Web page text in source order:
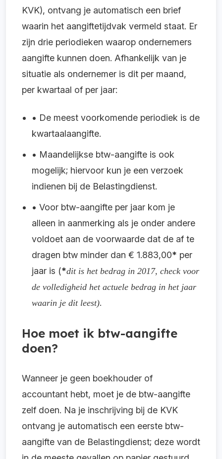
KVK), ontvang je automatisch een brief
waarin het aangiftetijdvak vermeld staat. Er
zijn drie periodieken waarop ondernemers
aangifte kunnen doen. Afhankelijk van je
situatie als ondernemer is dit per maand,
per kwartaal of per jaar:
• De meest voorkomende periodiek is de
kwartaalaangifte.
• Maandelijkse btw-aangifte is ook
mogelijk; hiervoor kun je een verzoek
indienen bij de Belastingdienst.
• Voor btw-aangifte per jaar kom je
alleen in aanmerking als je onder andere
voldoet aan de voorwaarde dat de af te
dragen btw minder dan € 1.883,00* per
jaar is (*dit is het bedrag in 2017, check voor
de volledigheid het actuele bedrag in het jaar
waarin je dit leest).
Hoe moet ik btw-aangifte
doen?
Wanneer je geen boekhouder of
accountant hebt, moet je de btw-aangifte
zelf doen. Na je inschrijving bij de KVK
ontvang je automatisch een eerste btw-
aangifte van de Belastingdienst; deze wordt